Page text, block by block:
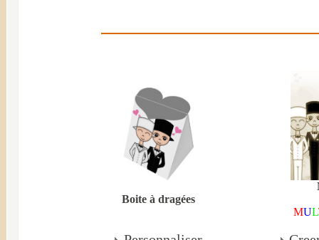
Boite à dragées
MUL